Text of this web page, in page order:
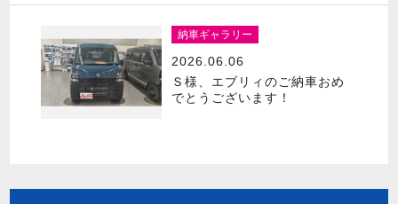
納車ギャラリー
2026.06.06
Ｓ様、エブリィのご納車おめ
でとうございます！